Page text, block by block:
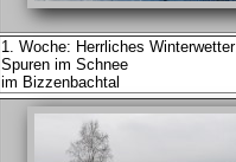
1. Woche: Herrliches Winterwetter
Spuren im Schnee
im Bizzenbachtal